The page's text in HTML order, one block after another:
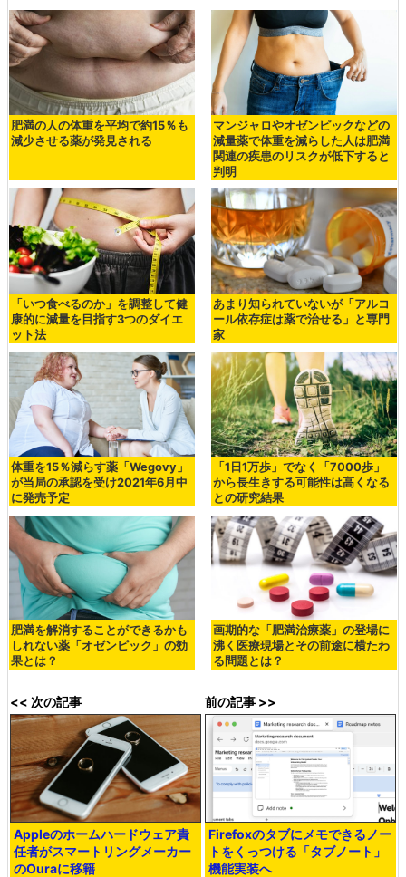
肥満の人の体重を平均で約15％も
減少させる薬が発見される
マンジャロやオゼンピックなどの
減量薬で体重を減らした人は肥満
関連の疾患のリスクが低下すると
判明
「いつ食べるのか」を調整して健
康的に減量を目指す3つのダイエ
ット法
あまり知られていないが「アルコ
ール依存症は薬で治せる」と専門
家
体重を15％減らす薬「Wegovy」
が当局の承認を受け2021年6月中
に発売予定
「1日1万歩」でなく「7000歩」
から長生きする可能性は高くなる
との研究結果
肥満を解消することができるかも
しれない薬「オゼンピック」の効
果とは？
画期的な「肥満治療薬」の登場に
沸く医療現場とその前途に横たわ
る問題とは？
<< 次の記事
Appleのホームハードウェア責
任者がスマートリングメーカー
のOuraに移籍
前の記事 >>
Firefoxのタブにメモできるノー
トをくっつける「タブノート」
機能実装へ